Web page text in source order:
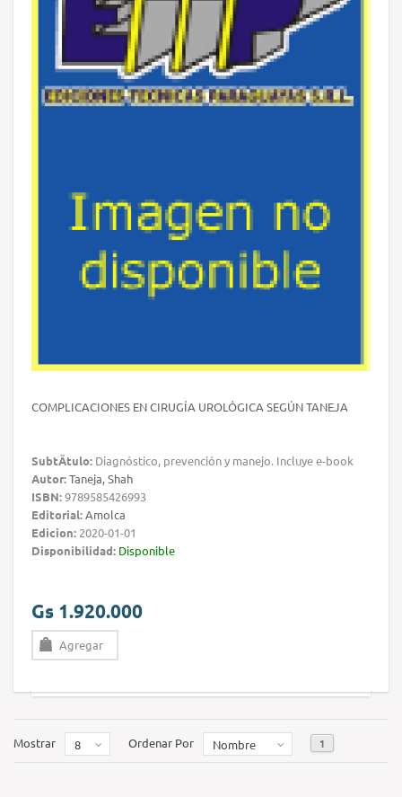
COMPLICACIONES EN CIRUGÍA UROLÓGICA SEGÚN TANEJA
SubtÃ­tulo: Diagnóstico, prevención y manejo. Incluye e-book
Autor:Taneja, Shah
ISBN:9789585426993
Editorial:Amolca
Edicion: 2020-01-01
Disponibilidad: Disponible
Gs 1.920.000
Agregar
Mostrar 8 Ordenar Por Nombre 1